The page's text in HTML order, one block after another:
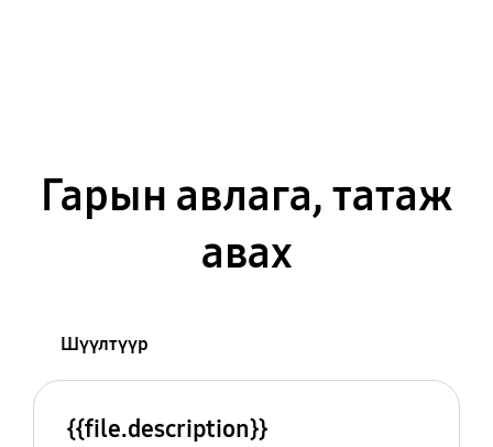
Гарын авлага, татаж
авах
Шүүлтүүр
{{file.description}}